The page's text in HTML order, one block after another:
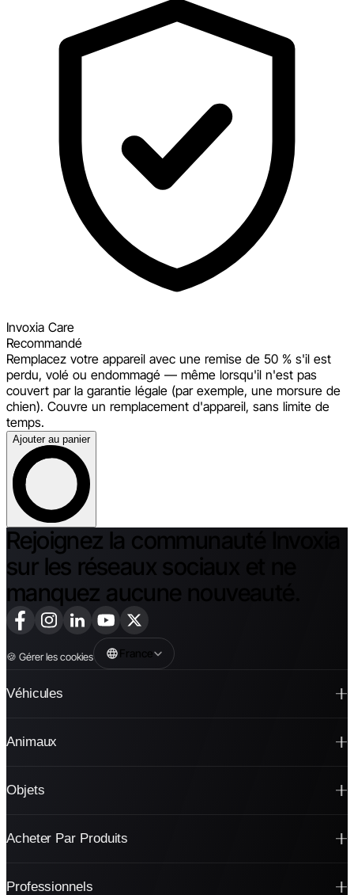
Invoxia Care
Recommandé
Remplacez votre appareil avec une remise de 50 % s'il est
perdu, volé ou endommagé — même lorsqu'il n'est pas
couvert par la garantie légale (par exemple, une morsure de
chien). Couvre un remplacement d'appareil, sans limite de
temps.
Ajouter au panier
Rejoignez la communauté Invoxia
sur les réseaux sociaux et ne
manquez aucune nouveauté.
🍪 Gérer les cookies France
Véhicules
Animaux
Objets
Acheter Par Produits
Professionnels